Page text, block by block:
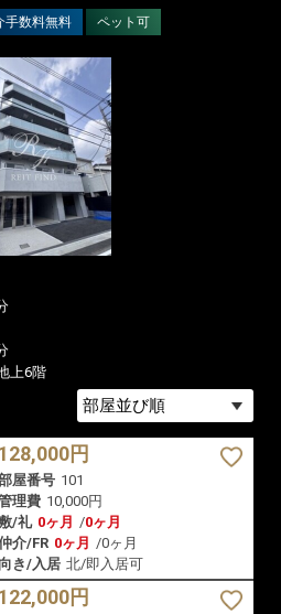
手数料無料 ペット可
上6階
128,000円
屋番号 101
理費 10,000円
/礼 0ヶ月 /0ヶ月
介/FR 0ヶ月 /0ヶ月
向き/入居 北/即入居可
122,000円